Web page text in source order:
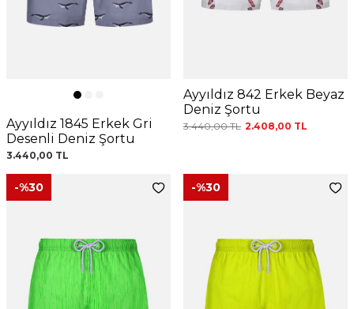
Ayyıldız 1845 Erkek Gri
Desenli Deniz Şortu
3.440,00 TL
Ayyıldız 842 Erkek Beyaz
Deniz Şortu
3.440,00TL 2.408,00 TL
-%30 -%30